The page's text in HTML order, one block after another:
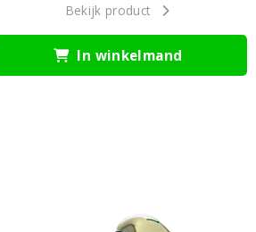
Bekijk product
In winkelmand